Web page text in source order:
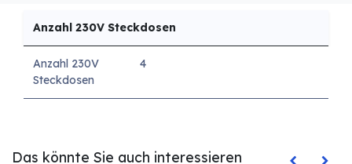
Anzahl 230V Steckdosen
Anzahl 230V
Steckdosen
4
Das könnte Sie auch interessieren